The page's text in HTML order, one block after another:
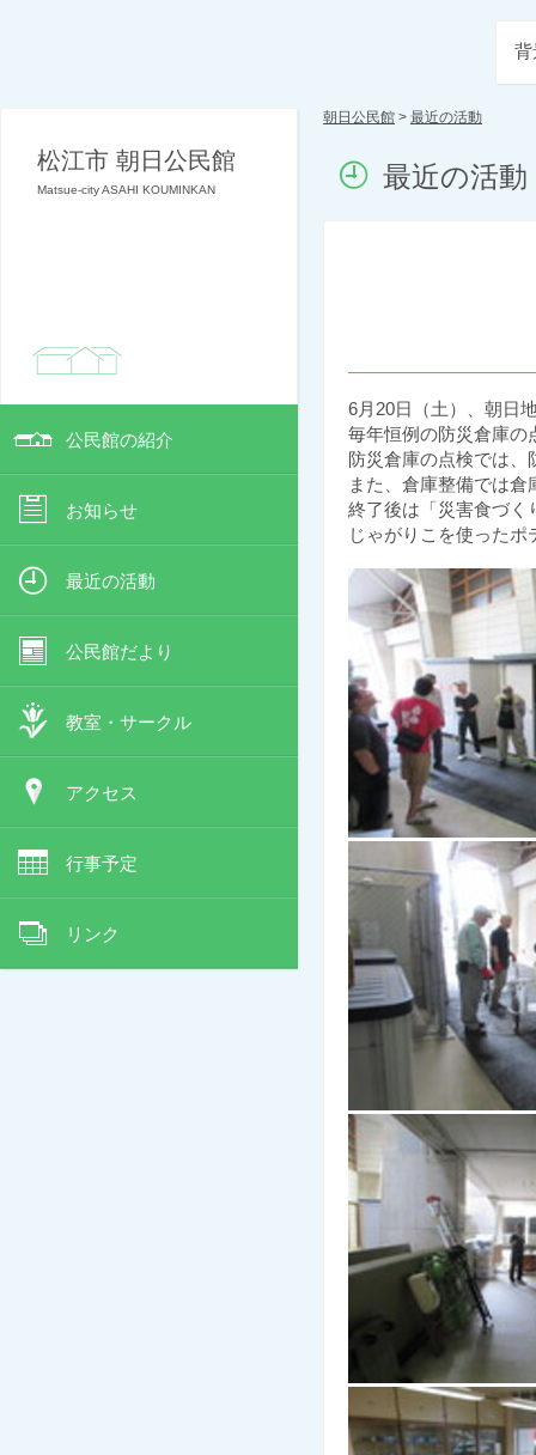
松江市 朝日公民館
Matsue-city ASAHI KOUMINKAN
公民館の紹介
お知らせ
最近の活動
公民館だより
教室・サークル
アクセス
行事予定
リンク
背
朝日公民館 > 最近の活動
最近の活動
6月20日（土）、朝日
毎年恒例の防災倉庫の
防災倉庫の点検では、
また、倉庫整備では
終了後は「災害食づく
じゃがりこを使った